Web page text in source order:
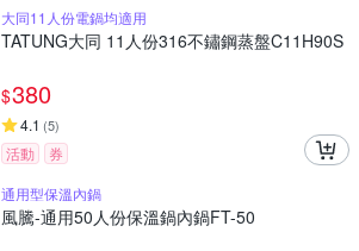
大同11人份電鍋均適用
TATUNG大同 11人份316不鏽鋼蒸盤C11H90S
$380
4.1 (5)
活動
券
通用型保溫內鍋
風騰-通用50人份保溫鍋內鍋FT-50